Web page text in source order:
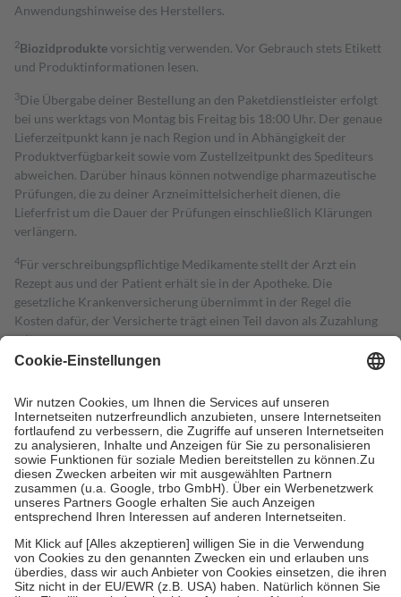
Anwendungshinweise des Herstellers.
2Biozidproduktevorsichtig verwenden. Vor Gebrauch stets Etikett
und Produktinformationen lesen.
3Die Übergabe deiner Bestellung an den Paketdienstleister erfolgt
bei uns werktags von Montag bis Freitag bis 18:00 Uhr. Der genaue
Lieferzeitpunkt kann je nach Region und in Abhängigkeit der
Produktverfügbarkeit sowie vom Zustellzeitpunkt des Spediteurs
abweichen. Darüber hinaus können notwendige pharmazeutische
Prüfungen, die zu deiner Arzneimittelsicherheit dienen, die
Lieferfrist um die Dauer der Prüfungen einschließlich Klärungen
verlängern.
4Für verschreibungspflichtige Medikamente stellt der Arzt ein
Rezept aus und der Patient erhält sie in der Apotheke. Die
gesetzliche Krankenversicherung übernimmt in der Regel die
Kosten dafür, der Versicherte trägt einen Teil davon als Zuzahlung
mit.
Grundsätzlich leisten Mitglieder Zuzahlungen in Höhe von zehn
höchstens zehn Euro.
Es sind jedoch nie mehr als die tatsächlichen
Kosten der Leistung zu entrichten.
Diese Regeln gelten grundsätzlich auch für Online-Apotheken.
Bei Heilmitteln und häuslicher Krankenpflege beträgt die
Zuzahlung zehn Prozent der Kosten sowie zehn Euro je
Verordnung.
Um das Engagement der Versicherten für ihre eigene Gesundheit zu
stärken und die besondere Stellung der Familie zu unterstützen,
fallenkeine Zuzahlungenan bei:
• Kindern und Jugendlichen bis zum vollendeten 18. Lebensjahr
mit Ausnahme der Fahrkosten